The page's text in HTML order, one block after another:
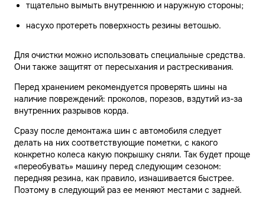
тщательно вымыть внутреннюю и наружную стороны;
насухо протереть поверхность резины ветошью.
Для очистки можно использовать специальные средства.
Они также защитят от пересыхания и растрескивания.
Перед хранением рекомендуется проверять шины на
наличие повреждений: проколов, порезов, вздутий из-за
внутренних разрывов корда.
Сразу после демонтажа шин с автомобиля следует
делать на них соответствующие пометки, с какого
конкретно колеса какую покрышку сняли. Так будет проще
«переобувать» машину перед следующим сезоном:
передняя резина, как правило, изнашивается быстрее.
Поэтому в следующий раз ее меняют местами с задней.